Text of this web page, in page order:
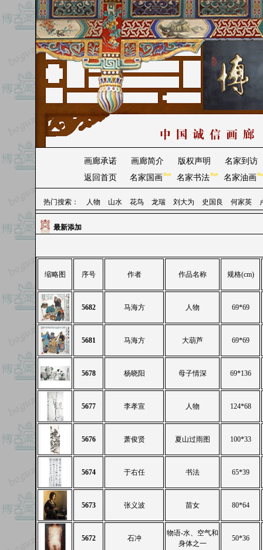
画廊承诺 画廊简介 版权声明
名家到访
返回首页
名家国画 名家书法 名家油画
热门搜索： 人物 山水 花鸟 龙瑞 刘大为 史国良 何家英
最新添加
缩略图 序号 作者 作品名称 规格(cm)
5682 马海方 人物 69*69
5681 马海方 大葫芦 69*69
5678 杨晓阳 母子情深 69*136
5677 李孝宣 人物 124*68
5676 萧俊贤 夏山过雨图 100*33
5674 于右任 书法 65*39
5673 张义波 苗女 80*64
5672 石冲
物语-水、空气和
身体之一
50*36